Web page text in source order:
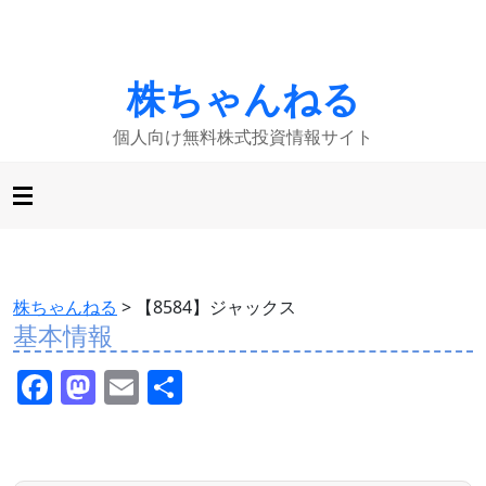
株ちゃんねる
個人向け無料株式投資情報サイト
株ちゃんねる > 【8584】ジャックス
基本情報
F M E